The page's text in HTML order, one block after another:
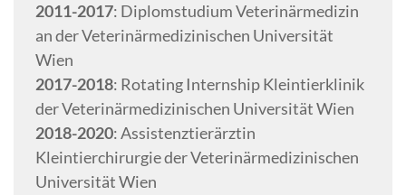
2011-2017: Diplomstudium Veterinärmedizin
an der Veterinärmedizinischen Universität
Wien
2017-2018: Rotating Internship Kleintierklinik
der Veterinärmedizinischen Universität Wien
2018-2020: Assistenztierärztin
Kleintierchirurgie der Veterinärmedizinischen
Universität Wien